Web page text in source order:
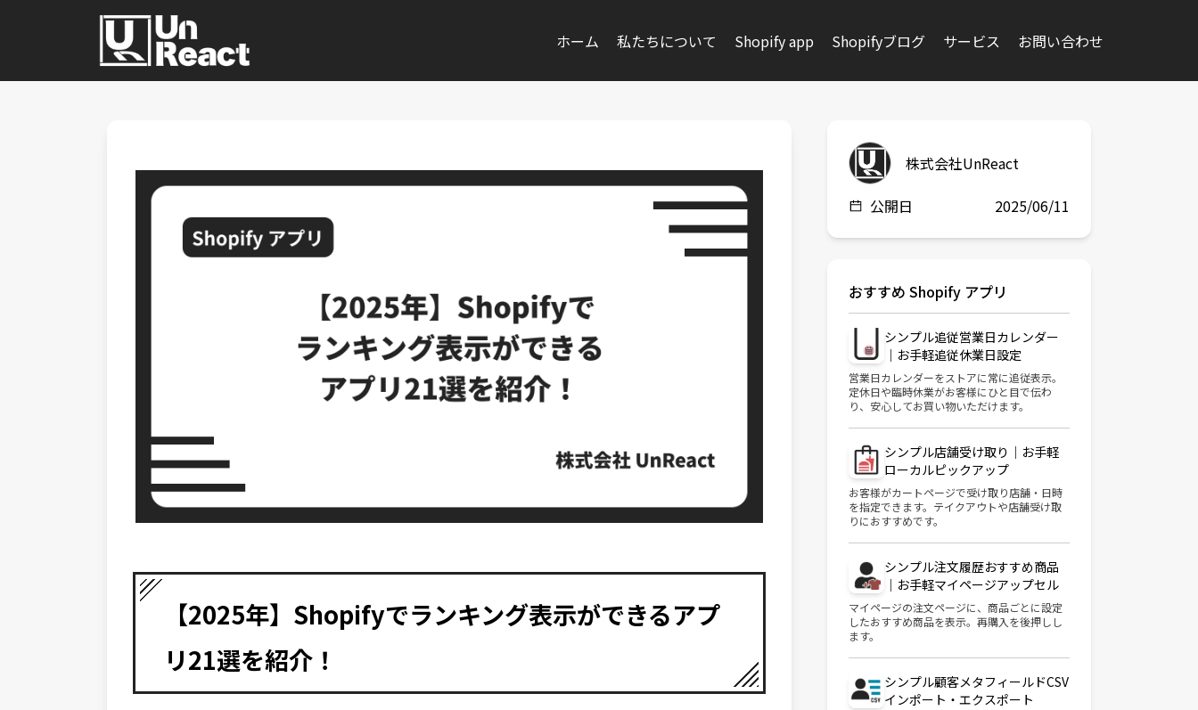
ホーム 私たちについて Shopify app Shopifyブログ サービス お問い合わせ
【2025年】Shopifyでランキング表示ができるアプ
リ21選を紹介！
株式会社UnReact
公開日
2025/06/11
おすすめ Shopify アプリ
シンプル追従営業日カレンダー
｜お手軽追従休業日設定
営業日カレンダーをストアに常に追従表示。
定休日や臨時休業がお客様にひと目で伝わ
り、安心してお買い物いただけます。
シンプル店舗受け取り｜お手軽
ローカルピックアップ
お客様がカートページで受け取り店舗・日時
を指定できます。テイクアウトや店舗受け取
りにおすすめです。
シンプル注文履歴おすすめ商品
｜お手軽マイページアップセル
マイページの注文ページに、商品ごとに設定
したおすすめ商品を表示。再購入を後押しし
ます。
シンプル顧客メタフィールドCSV
インポート・エクスポート